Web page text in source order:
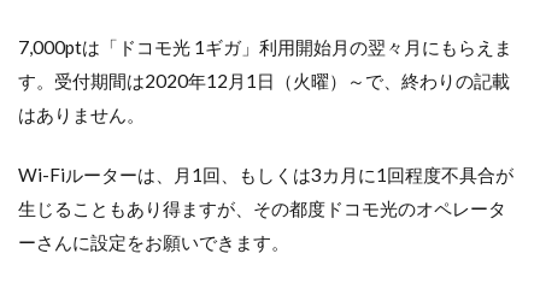
7,000ptは「ドコモ光 1ギガ」利用開始月の翌々月にもらえま
す。受付期間は2020年12月1日（火曜）～で、終わりの記載
はありません。
Wi-Fiルーターは、月1回、もしくは3カ月に1回程度不具合が
生じることもあり得ますが、その都度ドコモ光のオペレータ
ーさんに設定をお願いできます。